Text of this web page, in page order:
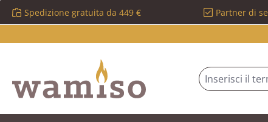
al contenuto principale
Salta alla ricerca
Passa alla navigazione principale
Spedizione gratuita da 449 € Partner di